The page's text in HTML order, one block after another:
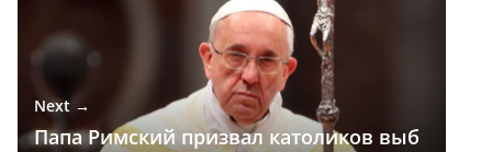
Next →
Папа Римский призвал католиков выб